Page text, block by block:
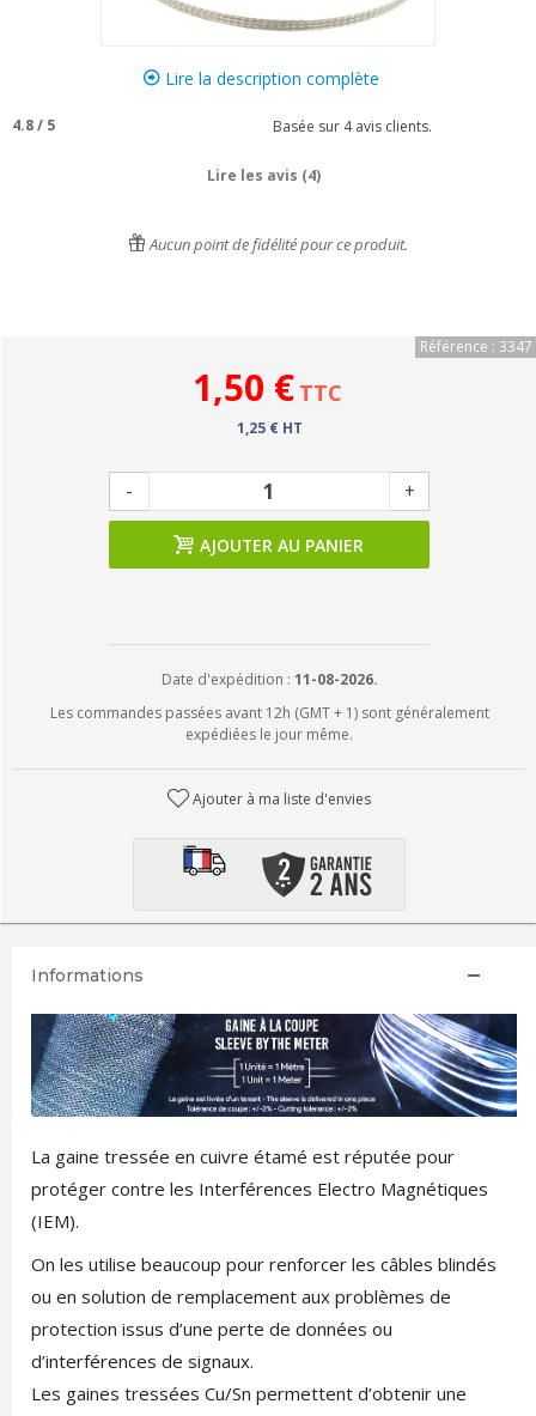
Lire la description complète
4.8/ 5 Basée sur 4avis clients.
Lire les avis (4)
Aucun point de fidélité pour ce produit.
Référence : 3347
1,50 € TTC
1,25 € HT
- +
AJOUTER AU PANIER
Date d'expédition : 11-08-2026.
Les commandes passées avant 12h (GMT + 1) sont généralement
expédiées le jour même.
Ajouter à ma liste d'envies
Informations
La gaine tressée en cuivre étamé est réputée pour
protéger contre les Interférences Electro Magnétiques
(IEM).
On les utilise beaucoup pour renforcer les câbles blindés
ou en solution de remplacement aux problèmes de
protection issus d’une perte de données ou
d’interférences de signaux.
Les gaines tressées Cu/Sn permettent d’obtenir une